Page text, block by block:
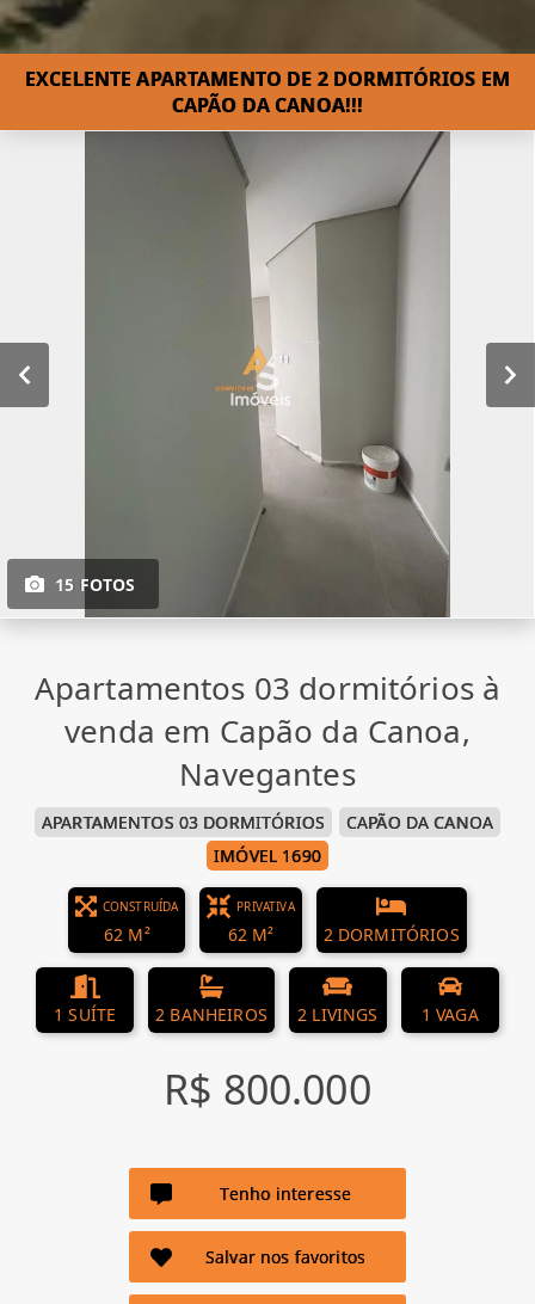
EXCELENTE APARTAMENTO DE 2 DORMITÓRIOS EM
CAPÃO DA CANOA!!!
15 FOTOS
Apartamentos 03 dormitórios à
venda em Capão da Canoa,
Navegantes
APARTAMENTOS 03 DORMITÓRIOS
CAPÃO DA CANOA
IMÓVEL 1690
CONSTRUÍDA
62 M²
PRIVATIVA
62 M² 2 DORMITÓRIOS
1 SUÍTE 2 BANHEIROS 2 LIVINGS 1 VAGA
R$ 800.000
Tenho interesse
Salvar nos favoritos